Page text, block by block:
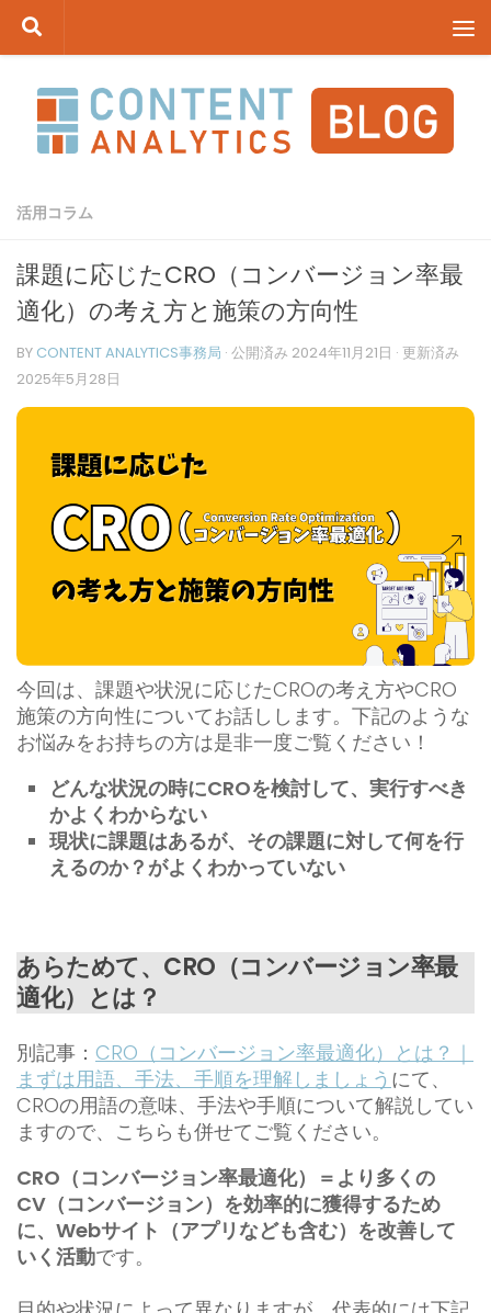
コンテンツへスキップ
活用コラム
課題に応じたCRO（コンバージョン率最
適化）の考え方と施策の方向性
BY CONTENT ANALYTICS事務局 · 公開済み 2024年11月21日 · 更新済み
2025年5月28日
今回は、課題や状況に応じたCROの考え方やCRO
施策の方向性についてお話しします。下記のような
お悩みをお持ちの方は是非一度ご覧ください！
どんな状況の時にCROを検討して、実行すべき
かよくわからない
現状に課題はあるが、その課題に対して何を行
えるのか？がよくわかっていない
あらためて、CRO（コンバージョン率最
適化）とは？
別記事： CRO（コンバージョン率最適化）とは？｜
まずは用語、手法、手順を理解しましょう にて、
CROの用語の意味、手法や手順について解説してい
ますので、こちらも併せてご覧ください。
CRO（コンバージョン率最適化）＝より多くの
CV（コンバージョン）を効率的に獲得するため
に、Webサイト（アプリなども含む）を改善して
いく活動です。